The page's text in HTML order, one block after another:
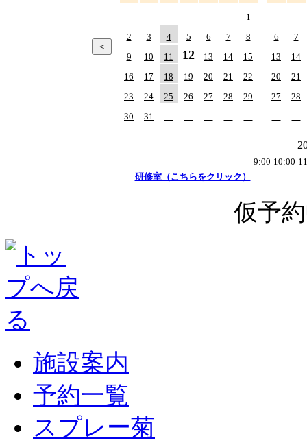
1
2
3 4 5 6 7
8
9
10 11 12 13 14
15
16
17 18 19 20 21
22
23
24 25 26 27 28
29
30
31
6
7
13
14
20
21
27
28
9:00 10:00
研修室（こちらをクリック）
仮予
施設案内
予約一覧
スプレー菊